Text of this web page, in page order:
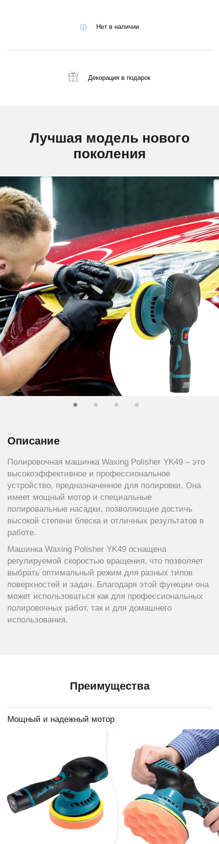
Нет в наличии
Декорация в подарок
Лучшая модель нового
поколения
Описание
Полировочная машинка Waxing Polisher YK49 – это
высокоэффективное и профессиональное
устройство, предназначенное для полировки. Она
имеет мощный мотор и специальные
полировальные насадки, позволяющие достичь
высокой степени блеска и отличных результатов в
работе.
Машинка Waxing Polisher YK49 оснащена
регулируемой скоростью вращения, что позволяет
выбрать оптимальный режим для разных типов
поверхностей и задач. Благодаря этой функции она
может использоваться как для профессиональных
полировочных работ, так и для домашнего
использования.
Преимущества
Мощный и надежный мотор